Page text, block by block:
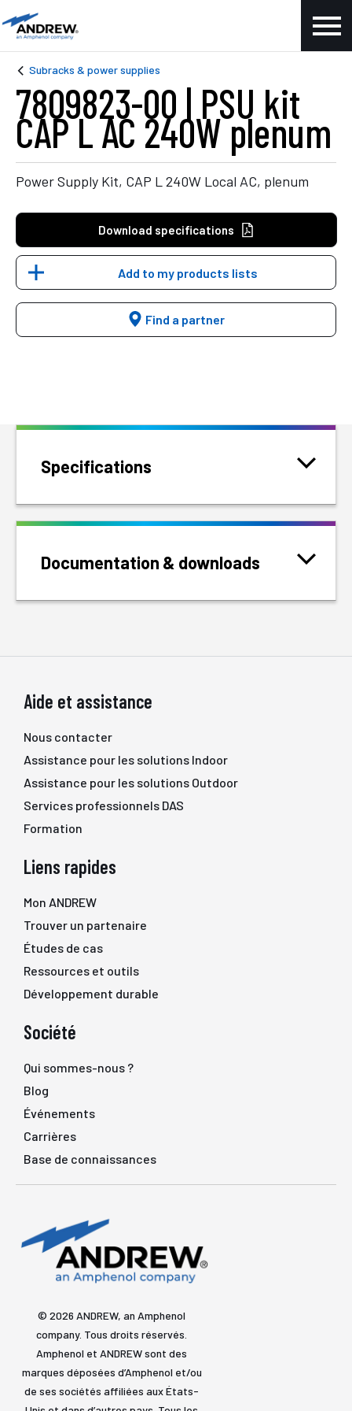
Subracks & power supplies
7809823-00 | PSU kit
CAP L AC 240W plenum
Power Supply Kit, CAP L 240W Local AC, plenum
Download specifications
Add to my products lists
Find a partner
Specifications
Documentation & downloads
Aide et assistance
Nous contacter
Assistance pour les solutions Indoor
Assistance pour les solutions Outdoor
Services professionnels DAS
Formation
Liens rapides
Mon ANDREW
Trouver un partenaire
Études de cas
Ressources et outils
Développement durable
Société
Qui sommes-nous ?
Blog
Événements
Carrières
Base de connaissances
© 2026 ANDREW, an Amphenol
company. Tous droits réservés.
Amphenol et ANDREW sont des
marques déposées d’Amphenol et/ou
de ses sociétés affiliées aux États-